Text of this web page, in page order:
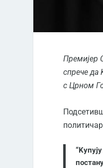
Премијер
спрече да
с Црном